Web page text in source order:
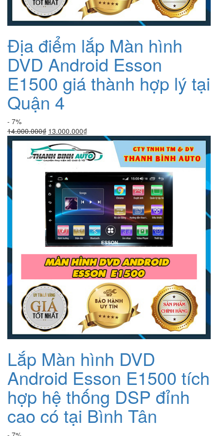
Địa điểm lắp Màn hình
DVD Android Esson
E1500 giá thành hợp lý tại
Quận 4
- 7%
14.000.000₫ Giá
gốc
là:
14.000.000₫.
13.000.000₫Giá
hiện
tại
là:
13.000.000₫.
Lắp Màn hình DVD
Android Esson E1500 tích
hợp hệ thống DSP đỉnh
cao có tại Bình Tân